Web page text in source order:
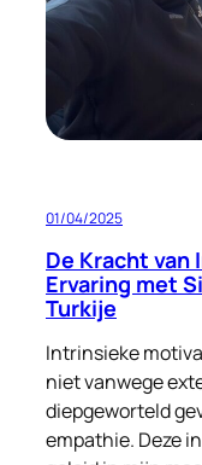
01/04/2025
De Kracht
Ervaring met
Turkije
Intrinsieke
niet vanwege
diepgeworteld
empathie. Deze